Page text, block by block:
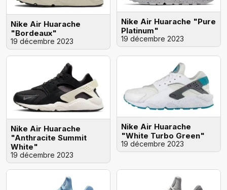
Nike Air Huarache
"Bordeaux"
19 décembre 2023
Nike Air Huarache "Pure
Platinum"
19 décembre 2023
Nike Air Huarache
"Anthracite Summit
White"
19 décembre 2023
Nike Air Huarache
"White Turbo Green"
19 décembre 2023